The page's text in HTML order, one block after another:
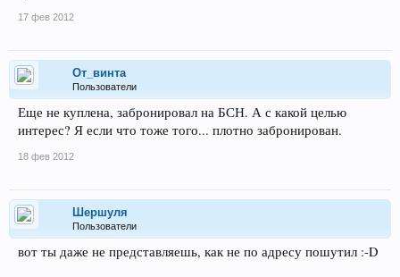
17 фев 2012
От_винта
Пользователи
Еще не куплена, забронировал на БСН. А с какой целью
интерес? Я если что тоже того... плотно забронирован.
18 фев 2012
Шершуля
Пользователи
вот ты даже не представляешь, как не по адресу пошутил :-D